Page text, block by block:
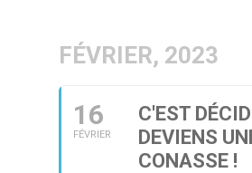
FÉVRIER, 2023
16
FÉVRIER
C'EST
DEVIENS
CONASSE !